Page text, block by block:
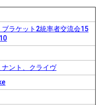
ブラケット2統率者交流会15
ント、クライヴ